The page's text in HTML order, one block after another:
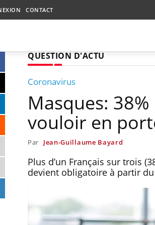
CONTACT
QUESTION D'ACTU
Coronavirus
Masques:
vouloir en
Par Jean-Guillaume Bayard
Plus d’un Français sur trois
devient obligatoire à partir